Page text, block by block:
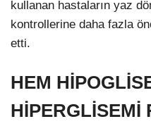
kullanan hastaların yaz
kontrollerine daha fazla
etti.
HEM
HİPERGLİSEMİ